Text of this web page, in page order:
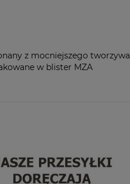
z mocniejszego tworzywa
w blister MZA